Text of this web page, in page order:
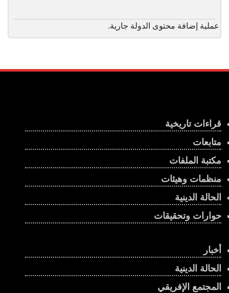
عملية إضافة محتوى الدولة جارية.
قراءات تاريخية
متابعات
مكتبة الملفات
منظمات وهيئات
الحالة الدينية
حوارات وتحقيقات
أخبار
الحالة الدينية
المجتمع الإفريقي